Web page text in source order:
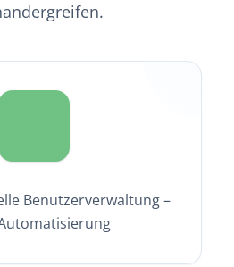
Benutzerverwaltung –